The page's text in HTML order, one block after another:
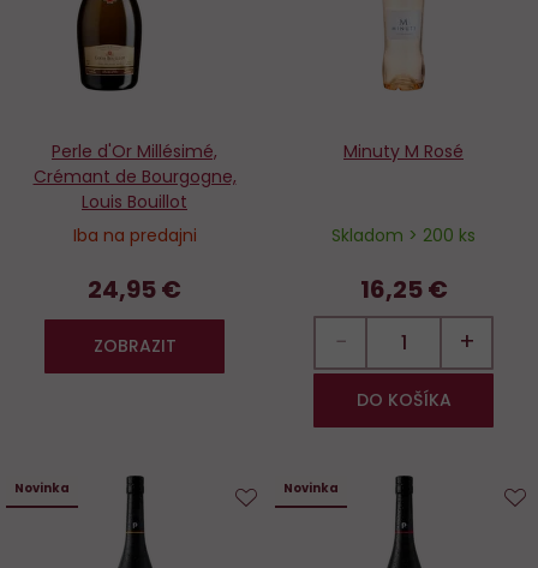
Perle d'Or Millésimé,
Crémant de Bourgogne,
Louis Bouillot
Iba na predajni
24,95 €
ZOBRAZIT
Minuty M Rosé
Skladom > 200 ks
16,25 €
− +
DO KOŠÍKA
Novinka Novinka